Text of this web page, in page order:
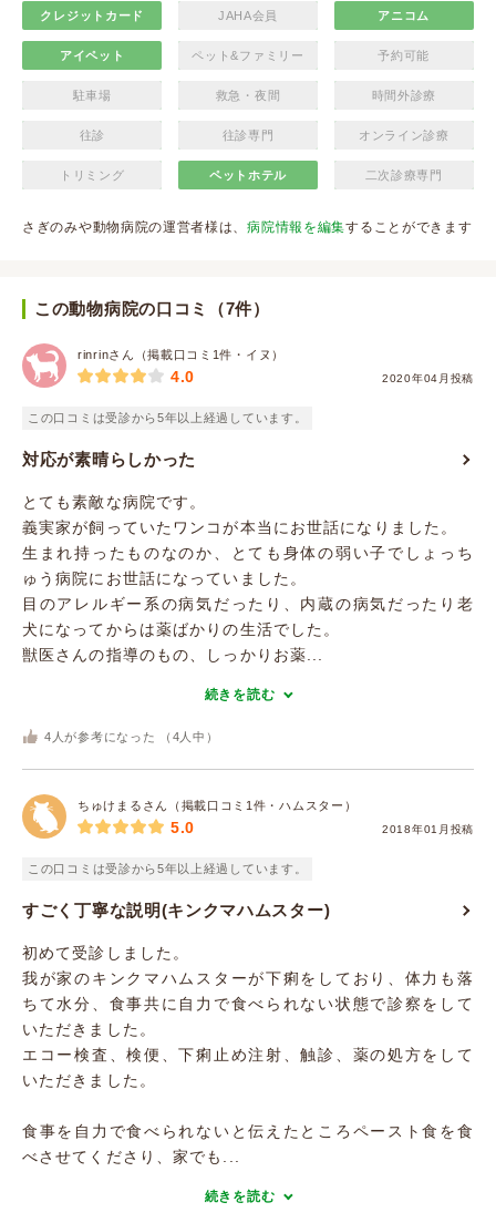
クレジットカード JAHA会員 アニコム
アイペット ペット&ファミリー 予約可能
駐車場 救急・夜間 時間外診療
往診 往診専門 オンライン診療
トリミング ペットホテル 二次診療専門
さぎのみや動物病院の運営者様は、病院情報を編集することができます
この動物病院の口コミ（7件）
rinrinさん（掲載口コミ1件・イヌ）
2020年04月投稿
4.0
この口コミは受診から5年以上経過しています。
対応が素晴らしかった
とても素敵な病院です。
義実家が飼っていたワンコが本当にお世話になりました。
生まれ持ったものなのか、とても身体の弱い子でしょっち
ゅう病院にお世話になっていました。
目のアレルギー系の病気だったり、内蔵の病気だったり老
犬になってからは薬ばかりの生活でした。
獣医さんの指導のもの、しっかりお薬...
続きを読む
4 人が参考になった （ 4 人中）
ちゅけまるさん（掲載口コミ1件・ハムスター）
2018年01月投稿
5.0
この口コミは受診から5年以上経過しています。
すごく丁寧な説明(キンクマハムスター)
初めて受診しました。
我が家のキンクマハムスターが下痢をしており、体力も落
ちて水分、食事共に自力で食べられない状態で診察をして
いただきました。
エコー検査、検便、下痢止め注射、触診、薬の処方をして
いただきました。
食事を自力で食べられないと伝えたところペースト食を食
べさせてくださり、家でも...
続きを読む